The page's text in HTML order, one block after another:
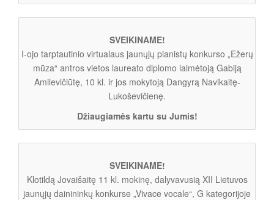
SVEIKINAME!
I-ojo tarptautinio virtualaus jaunųjų pianistų konkurso „Ežerų
mūza“ antros vietos laureato diplomo laimėtoją Gabiją
Amilevičiūtę, 10 kl. ir jos mokytoją Dangyrą Navikaitę-
Lukoševičienę.
Džiaugiamės kartu su Jumis!
SVEIKINAME!
Klotildą Jovaišaitę 11 kl. mokinę, dalyvavusią XII Lietuvos
jaunųjų dainininkų konkurse „Vivace vocale“, G kategorijoje